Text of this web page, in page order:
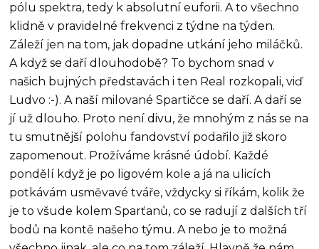
pólu spektra, tedy k absolutní euforii. A to všechno
klidně v pravidelné frekvenci z týdne na týden.
Záleží jen na tom, jak dopadne utkání jeho miláčků.
A když se daří dlouhodobě? To bychom snad v
našich bujných představách i ten Real rozkopali, viď
Ludvo :-). A naší milované Spartičce se daří. A daří se
jí už dlouho. Proto není divu, že mnohým z nás se na
tu smutnější polohu fandovství podařilo již skoro
zapomenout. Prožíváme krásné údobí. Každé
pondělí když je po ligovém kole a já na ulicích
potkávám usměvavé tváře, vždycky si říkám, kolik že
je to všude kolem Sparťanů, co se radují z dalších tří
bodů na kontě našeho týmu. A nebo je to možná